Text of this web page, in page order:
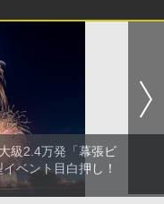
級2.4万発「幕張ビ
ベント目白押し！